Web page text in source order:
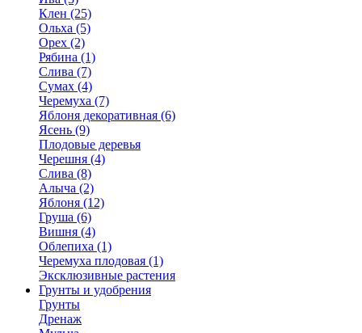
Клен (25)
Ольха (5)
Орех (2)
Рябина (1)
Слива (7)
Сумах (4)
Черемуха (7)
Яблоня декоративная (6)
Ясень (9)
Плодовые деревья
Черешня (4)
Слива (8)
Алыча (2)
Яблоня (12)
Груша (6)
Вишня (4)
Облепиха (1)
Черемуха плодовая (1)
Эксклюзивные растения
Грунты и удобрения
Грунты
Дренаж